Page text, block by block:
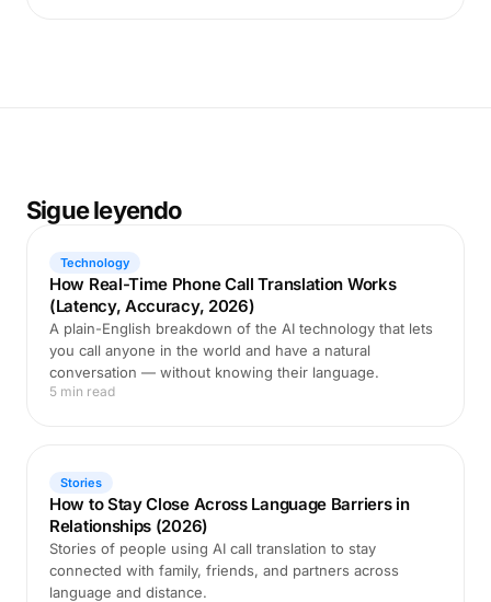
Sigue leyendo
Technology
How Real-Time Phone Call Translation Works
(Latency, Accuracy, 2026)
A plain-English breakdown of the AI technology that lets
you call anyone in the world and have a natural
conversation — without knowing their language.
5 min read
Stories
How to Stay Close Across Language Barriers in
Relationships (2026)
Stories of people using AI call translation to stay
connected with family, friends, and partners across
language and distance.